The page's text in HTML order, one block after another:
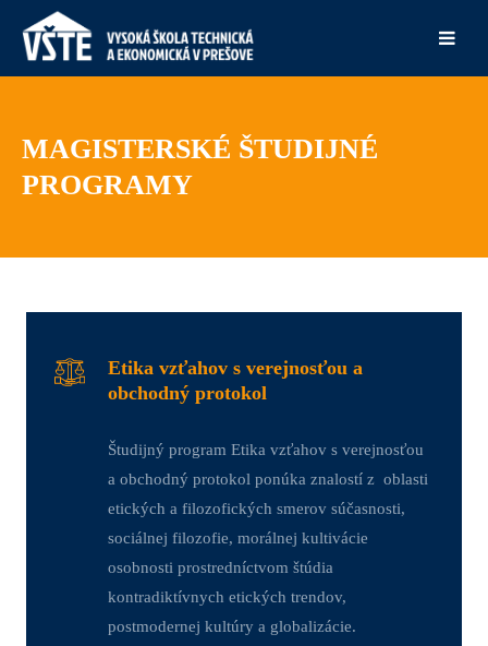
MAGISTERSKÉ ŠTUDIJNÉ
PROGRAMY
Etika vzťahov s verejnosťou a
obchodný protokol
Študijný program Etika vzťahov s verejnosťou
a obchodný protokol ponúka znalostí z oblasti
etických a filozofických smerov súčasnosti,
sociálnej filozofie, morálnej kultivácie
osobnosti prostredníctvom štúdia
kontradiktívnych etických trendov,
postmodernej kultúry a globalizácie.